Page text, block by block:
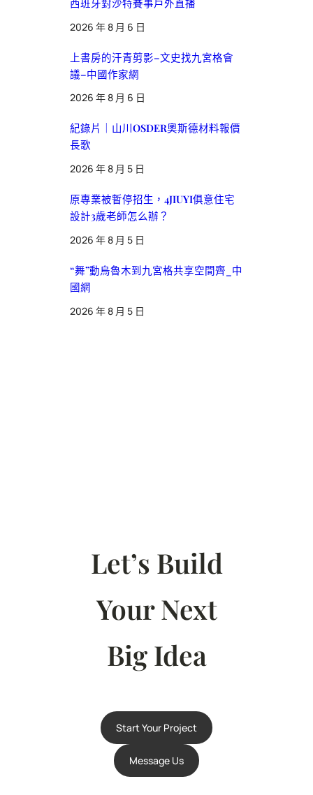
西班牙對沙特賽事戶外直播
2026 年 8 月 6 日
上書房的汗青剪影–文史找九宮格會
議–中國作家網
2026 年 8 月 6 日
紀錄片｜山川OSDER奧斯德材料報價
長歌
2026 年 8 月 5 日
原專業被暫停招生，4JIUYI俱意住宅
設計3歲老師怎么辦？
2026 年 8 月 5 日
“舞”動烏魯木到九宮格共享空間齊_中
國網
2026 年 8 月 5 日
Let’s Build
Your Next
Big Idea
Start Your Project
Message Us